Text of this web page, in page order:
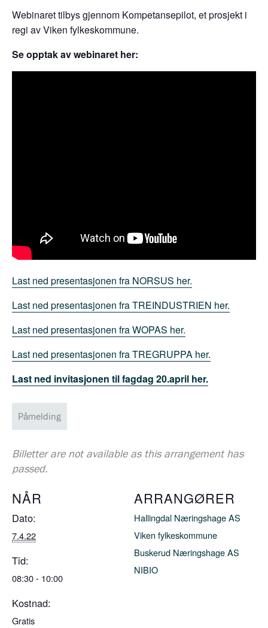
Webinaret tilbys gjennom Kompetansepilot, et prosjekt i
regi av Viken fylkeskommune.
Se opptak av webinaret her:
Last ned presentasjonen fra NORSUS her.
Last ned presentasjonen fra TREINDUSTRIEN her.
Last ned presentasjonen fra WOPAS her.
Last ned presentasjonen fra TREGRUPPA her.
Last ned invitasjonen til fagdag 20.april her.
Påmelding
Billetter are not available as this arrangement has
passed.
NÅR
Dato:
7.4.22
Tid:
08:30 - 10:00
Kostnad:
Gratis
ARRANGØRER
Hallingdal Næringshage AS
Viken fylkeskommune
Buskerud Næringshage AS
NIBIO